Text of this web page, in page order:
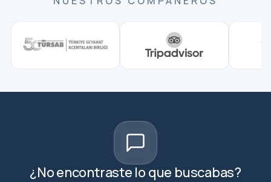
¿No encontraste lo que buscabas?